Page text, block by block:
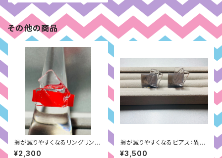
その他の商品
損が減りやすくなるリングリン
グ：仕事面（赤）
¥2,300
損が減りやすくなるピアス：異性
への一途さ（グレー）
¥3,500